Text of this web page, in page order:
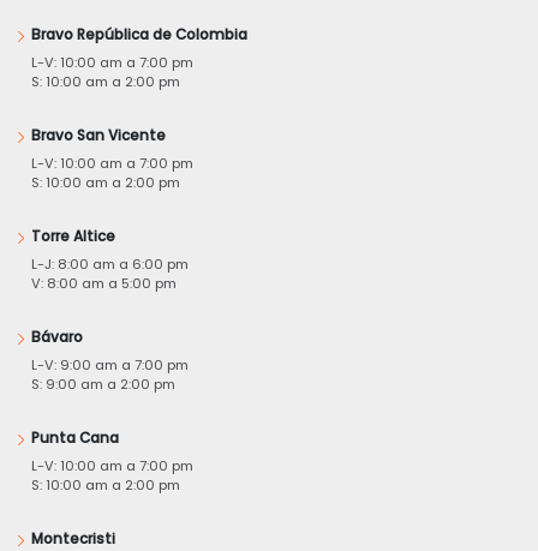
Bravo República de Colombia
L-V: 10:00 am a 7:00 pm
S: 10:00 am a 2:00 pm
Bravo San Vicente
L-V: 10:00 am a 7:00 pm
S: 10:00 am a 2:00 pm
Torre Altice
L-J: 8:00 am a 6:00 pm
V: 8:00 am a 5:00 pm
Bávaro
L-V: 9:00 am a 7:00 pm
S: 9:00 am a 2:00 pm
Punta Cana
L-V: 10:00 am a 7:00 pm
S: 10:00 am a 2:00 pm
Montecristi